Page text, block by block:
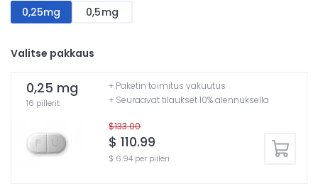
0,25mg
0,5mg
Valitse pakkaus
0,25 mg
16 pillerit
$133.00
$ 110.99
$ 6.94 per pilleri
+ Paketin toimitus vakuutus
+ Seuraavat tilaukset 10% alennuksella